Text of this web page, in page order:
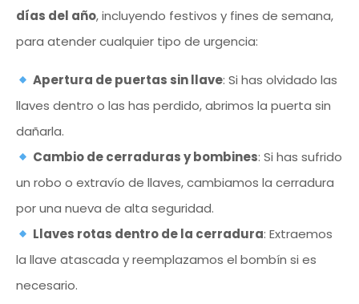
días del año, incluyendo festivos y fines de semana,
para atender cualquier tipo de urgencia:
Apertura de puertas sin llave: Si has olvidado las
llaves dentro o las has perdido, abrimos la puerta sin
dañarla.
Cambio de cerraduras y bombines: Si has sufrido
un robo o extravío de llaves, cambiamos la cerradura
por una nueva de alta seguridad.
Llaves rotas dentro de la cerradura: Extraemos
la llave atascada y reemplazamos el bombín si es
necesario.